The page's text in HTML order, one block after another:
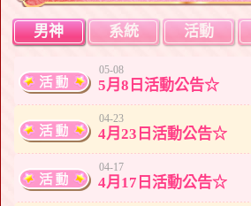
男神 系統 活動
5月8日活動公告☆
05-08
4月23日活動公告☆
04-23
4月17日活動公告☆
04-17